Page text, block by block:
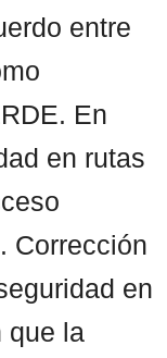
entre
En
en rutas
Corrección
en
que la